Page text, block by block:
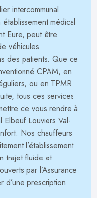
intercommunal
médical
Eure, peut être
véhicules
des patients. Que ce
CPAM, en
ou en TPMR
tous ces services
de vous rendre à
Elbeuf Louviers Val-
Nos chauffeurs
l’établissement
trajet fluide et
par l’Assurance
d’une prescription